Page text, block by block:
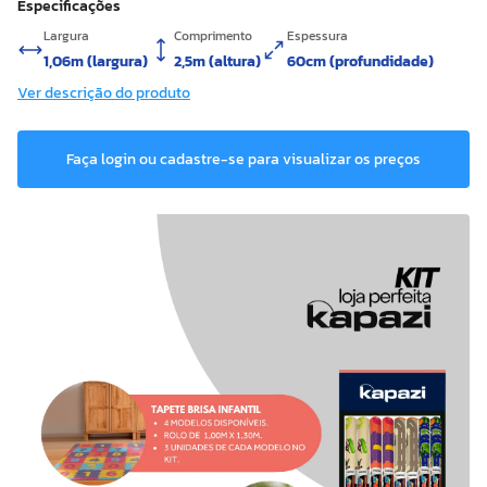
Especificações
Largura
1,06m (largura)
Comprimento
2,5m (altura)
Espessura
60cm (profundidade)
Ver descrição do produto
Faça login ou cadastre-se para visualizar os preços